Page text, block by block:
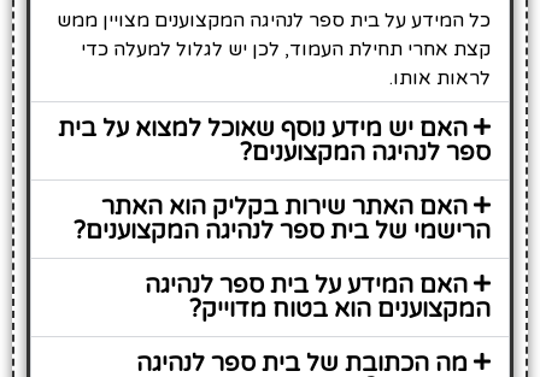
כל המידע על בית ספר לנהיגה המקצוענים מצויין ממש
קצת אחרי תחילת העמוד, לכן יש לגלול למעלה כדי
לראות אותו.
האם יש מידע נוסף שאוכל למצוא על בית
ספר לנהיגה המקצוענים?
האם האתר שירות בקליק הוא האתר
הרישמי של בית ספר לנהיגה המקצוענים?
האם המידע על בית ספר לנהיגה
המקצוענים הוא בטוח מדוייק?
מה הכתובת של בית ספר לנהיגה